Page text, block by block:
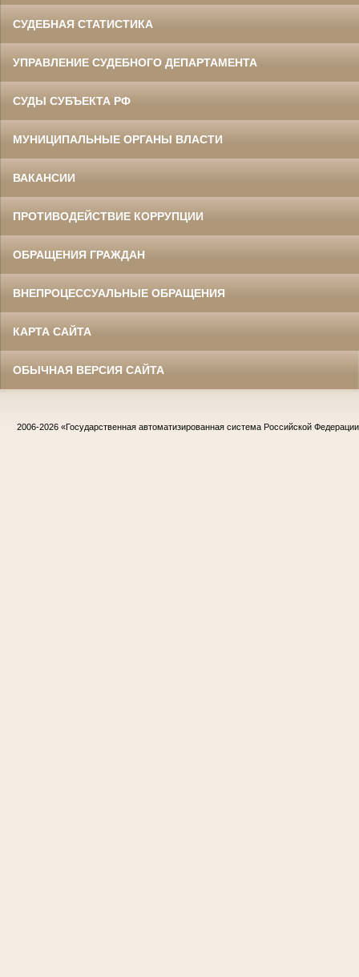
СУДЕБНАЯ СТАТИСТИКА
УПРАВЛЕНИЕ СУДЕБНОГО ДЕПАРТАМЕНТА
СУДЫ СУБЪЕКТА РФ
МУНИЦИПАЛЬНЫЕ ОРГАНЫ ВЛАСТИ
ВАКАНСИИ
ПРОТИВОДЕЙСТВИЕ КОРРУПЦИИ
ОБРАЩЕНИЯ ГРАЖДАН
ВНЕПРОЦЕССУАЛЬНЫЕ ОБРАЩЕНИЯ
КАРТА САЙТА
ОБЫЧНАЯ ВЕРСИЯ САЙТА
2006-2026 «Государственная автоматизированная система Российской